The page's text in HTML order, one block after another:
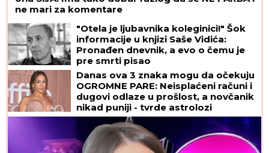
ne mari za komentare
"Otela je ljubavnika koleginici!" Šok
informacije u knjizi Saše Vidića:
Pronađen dnevnik, a evo o čemu je
pre smrti pisao
Danas ova 3 znaka mogu da očekuju
OGROMNE PARE: Neisplaćeni računi i
dugovi odlaze u prošlost, a novčanik
nikad puniji - tvrde astrolozi